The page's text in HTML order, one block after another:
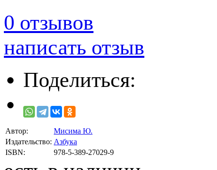
0 отзывов
написать отзыв
Поделиться:
Автор:
Мисима Ю.
Издательство: Азбука
ISBN:
978-5-389-27029-9